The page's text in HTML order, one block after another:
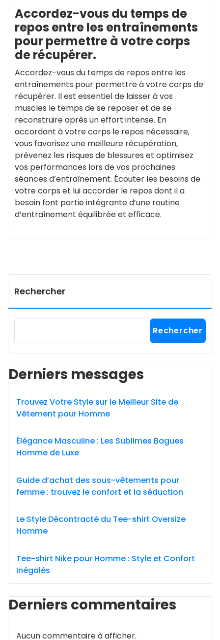
Accordez-vous du temps de
repos entre les entraînements
pour permettre à votre corps
de récupérer.
Accordez-vous du temps de repos entre les
entraînements pour permettre à votre corps de
récupérer. Il est essentiel de laisser à vos
muscles le temps de se reposer et de se
reconstruire après un effort intense. En
accordant à votre corps le repos nécessaire,
vous favorisez une meilleure récupération,
prévenez les risques de blessures et optimisez
vos performances lors de vos prochaines
séances d’entraînement. Écouter les besoins de
votre corps et lui accorder le repos dont il a
besoin font partie intégrante d’une routine
d’entraînement équilibrée et efficace.
Rechercher
Rechercher
Derniers messages
Trouvez Votre Style sur le Meilleur Site de
Vêtement pour Homme
Élégance Masculine : Les Sublimes Bagues
Homme de Luxe
Guide d’achat des sous-vêtements pour
femme : trouvez le confort et la séduction
Le Style Décontracté du Tee-shirt Oversize
Homme
Tee-shirt Nike pour Homme : Style et Confort
Inégalés
Derniers commentaires
Aucun commentaire à afficher.